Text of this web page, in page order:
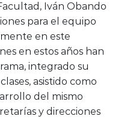
Iván Obando
para el equipo
en este
en estos años han
integrado su
asistido como
del mismo
y direcciones